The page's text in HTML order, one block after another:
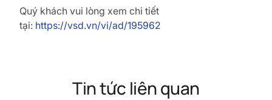
Quý khách vui lòng xem chi tiết
tại: https://vsd.vn/vi/ad/195962
Tin tức liên quan